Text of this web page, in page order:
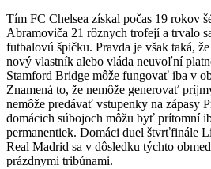
Tím FC Chelsea získal počas 19 rokov
Abramoviča 21 rôznych trofejí a trvalo
futbalovú špičku. Pravda je však taká,
nový vlastník alebo vláda neuvoľní
Stamford Bridge môže fungovať iba v
Znamená to, že nemôže generovať
nemôže predávať vstupenky na zápasy
domácich súbojoch môžu byť prítomní
permanentiek. Domáci duel štvrťfinále
Real Madrid sa v dôsledku týchto
prázdnymi tribúnami.